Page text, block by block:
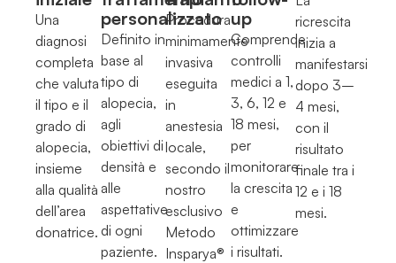
Una
diagnosi
completa
che valuta
il tipo e il
grado di
alopecia,
insieme
alla qualità
dell’area
donatrice.
personalizzato
Definito in
base al
tipo di
alopecia,
agli
obiettivi di
densità e
alle
aspettative
di ogni
paziente.
Procedura
minimamente
invasiva
eseguita
in
anestesia
locale,
secondo il
nostro
esclusivo
Metodo
Insparya®
up
Comprende
controlli
medici a 1,
3, 6, 12 e
18 mesi,
per
monitorare
la crescita
e
ottimizzare
i risultati.
ricrescita
inizia a
manifestarsi
dopo 3–
4 mesi,
con il
risultato
finale tra i
12 e i 18
mesi.